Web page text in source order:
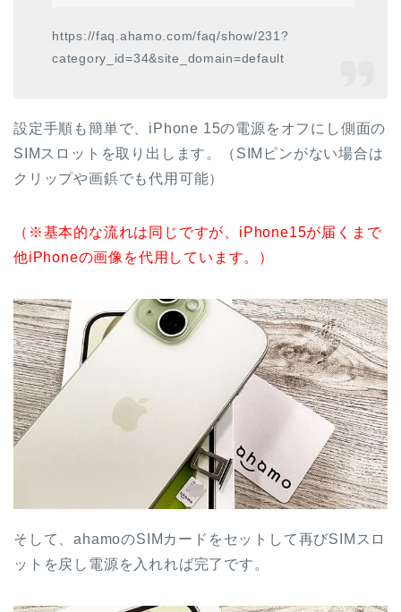
https://faq.ahamo.com/faq/show/231?
category_id=34&site_domain=default
設定手順も簡単で、iPhone 15の電源をオフにし側面の
SIMスロットを取り出します。（SIMピンがない場合は
クリップや画鋲でも代用可能）
（※基本的な流れは同じですが、iPhone15が届くまで
他iPhoneの画像を代用しています。）
そして、ahamoのSIMカードをセットして再びSIMスロ
ットを戻し電源を入れれば完了です。